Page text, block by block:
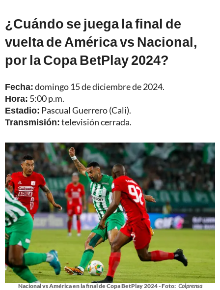
¿Cuándo se juega la final de
vuelta de América vs Nacional,
por la Copa BetPlay 2024?
Fecha:domingo 15 de diciembre de 2024.
Hora: 5:00 p.m.
Estadio: Pascual Guerrero (Cali).
Transmisión:televisión cerrada.
Nacional vs América en la final de Copa BetPlay 2024 - Foto: Colprensa